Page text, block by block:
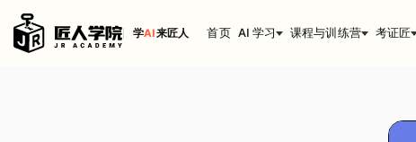
学AI来匠人 首页 AI 学习 课程与训练营 考证匠